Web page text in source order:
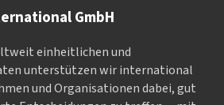
GmbH
einheitlichen und
un­ter­stüt­zen wir in­ter­na­tional
und Or­ga­nisa­tionen dabei, gut